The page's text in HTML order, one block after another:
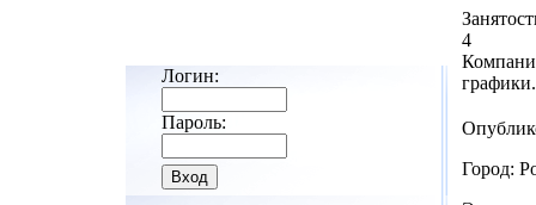
Логин:
Пароль:
4
Город: